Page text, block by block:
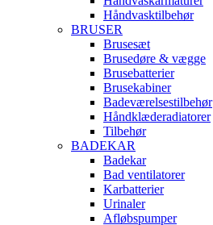
Håndvasktilbehør
BRUSER
Brusesæt
Brusedøre & vægge
Brusebatterier
Brusekabiner
Badeværelsestilbehør
Håndklæderadiatorer
Tilbehør
BADEKAR
Badekar
Bad ventilatorer
Karbatterier
Urinaler
Afløbspumper